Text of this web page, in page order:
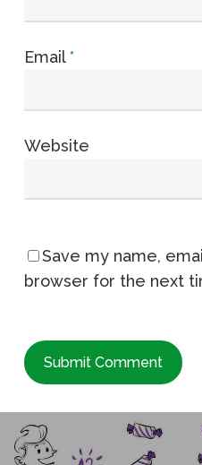
Email*
Website
Save my name,
browser for the next